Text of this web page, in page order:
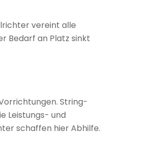
vereint alle
Bedarf an Platz sinkt
String-
Leistungs- und
schaffen hier Abhilfe.